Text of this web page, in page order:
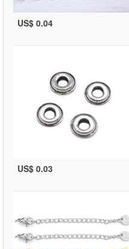
US$ 0.04
US$ 0.03